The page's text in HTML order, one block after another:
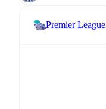
Premier League